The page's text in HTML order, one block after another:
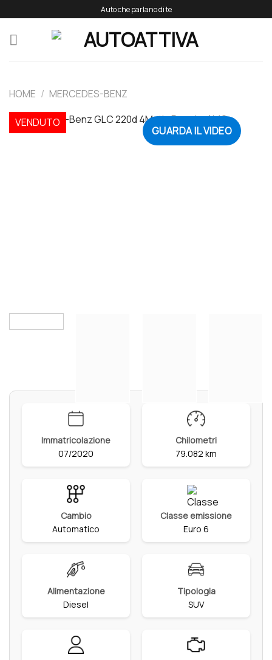
ai
contenuti
Auto che parlano di te
HOME / MERCEDES-BENZ
VENDUTO
GUARDA IL VIDEO
Immatricolazione
07/2020
Chilometri
79.082 km
Cambio
Automatico
Classe emissione
Euro 6
Alimentazione
Diesel
Tipologia
SUV